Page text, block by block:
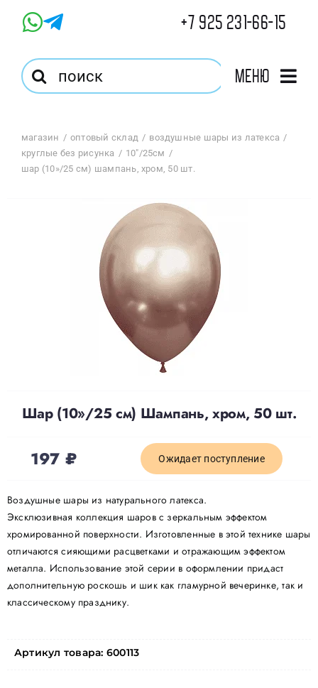
+7 925 231-66-15
Результат
поиска:
Меню
Магазин
Оптовый Магазин
Политика конфиденциальности
магазин оптовый склад
воздушные шары из латекса
круглые без рисунка
10"/25см
шар (10»/25 см) шампань, хром, 50 шт.
Шар (10»/25 см) Шампань, хром, 50 шт.
197₽ Ожидает поступление
Воздушные шары из натурального латекса.
Эксклюзивная коллекция шаров с зеркальным эффектом
хромированной поверхности. Изготовленные в этой технике шары
отличаются сияющими расцветками и отражающим эффектом
металла. Использование этой серии в оформлении придаст
дополнительную роскошь и шик как гламурной вечеринке, так и
классическому празднику.
Артикул товара: 600113